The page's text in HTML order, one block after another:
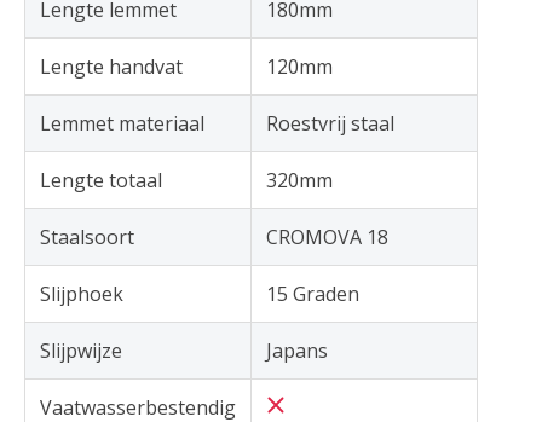
Lengte lemmet 180mm
Lengte handvat 120mm
Lemmet materiaal Roestvrij staal
Lengte totaal 320mm
Staalsoort CROMOVA 18
Slijphoek 15 Graden
Slijpwijze Japans
Vaatwasserbestendig